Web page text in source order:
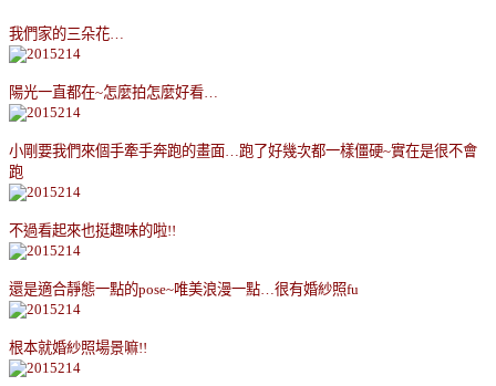
我們家的三朵花
陽光一直都在~怎麼拍怎麼好看
小剛要我們來個手牽手奔跑的畫面 跑了好幾次都一樣僵硬~實在是很不會
跑
不過看起來也挺趣味的啦!!
還是適合靜態一點的pose~唯美浪漫一點 很有婚紗照fu
根本就婚紗照場景嘛!!